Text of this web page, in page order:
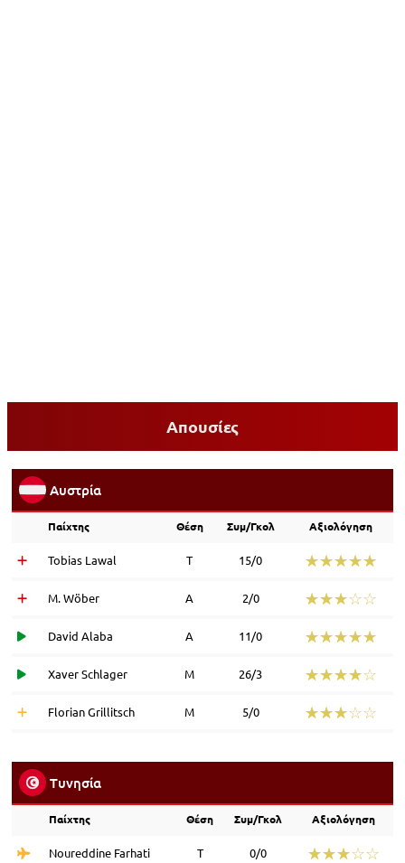
Απουσίες
Αυστρία
Παίχτης Θέση Συμ/Γκολ Αξιολόγηση
Tobias Lawal Τ 15/0 ☆☆☆☆☆
★★★★★
M. Wöber Α 2/0 ☆☆☆☆☆
★★★★★
David Alaba Α 11/0 ☆☆☆☆☆
★★★★★
Xaver Schlager Μ 26/3 ☆☆☆☆☆
★★★★★
Florian Grillitsch Μ 5/0 ☆☆☆☆☆
★★★★★
Τυνησία
Παίχτης Θέση Συμ/Γκολ Αξιολόγηση
Noureddine Farhati Τ 0/0 ☆☆☆☆☆
★★★★★